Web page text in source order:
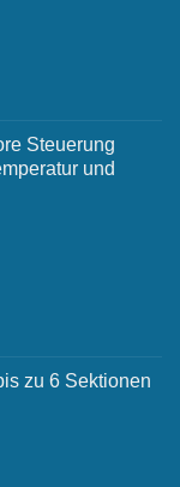
Steuerung
und
zu 6 Sektionen